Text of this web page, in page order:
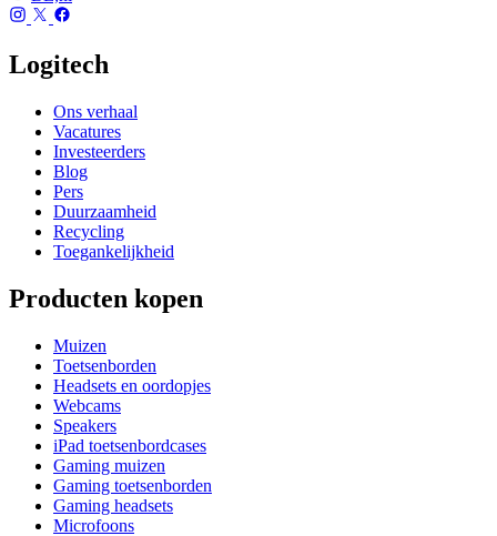
Logitech
Ons verhaal
Vacatures
Investeerders
Blog
Pers
Duurzaamheid
Recycling
Toegankelijkheid
Producten kopen
Muizen
Toetsenborden
Headsets en oordopjes
Webcams
Speakers
iPad toetsenbordcases
Gaming muizen
Gaming toetsenborden
Gaming headsets
Microfoons